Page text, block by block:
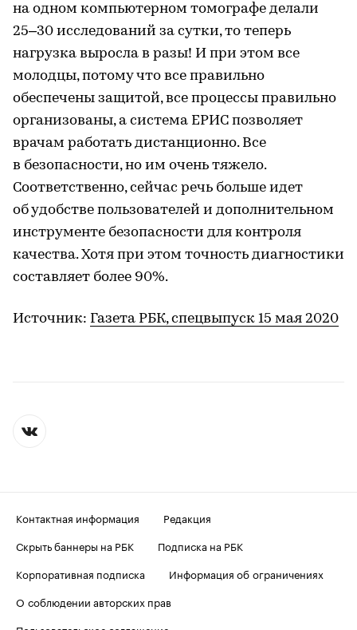
на одном компьютерном томографе делали
25–30 исследований за сутки, то теперь
нагрузка выросла в разы! И при этом все
молодцы, потому что все правильно
обеспечены защитой, все процессы правильно
организованы, а система ЕРИС позволяет
врачам работать дистанционно. Все
в безопасности, но им очень тяжело.
Соответственно, сейчас речь больше идет
об удобстве пользователей и дополнительном
инструменте безопасности для контроля
качества. Хотя при этом точность диагностики
составляет более 90%.
Источник: Газета РБК, спецвыпуск 15 мая 2020
Контактная информация
Редакция
Скрыть баннеры на РБК
Подписка на РБК
Корпоративная подписка
Информация об ограничениях
О соблюдении авторских прав